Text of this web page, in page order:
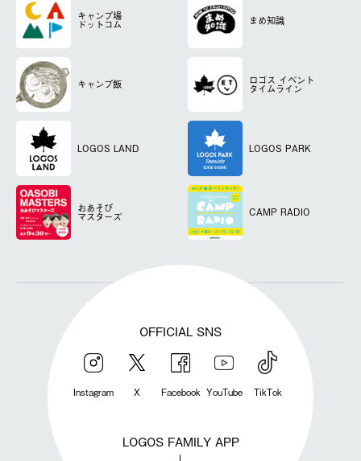
キャンプ場
ドットコム まめ知識
キャンプ飯 ロゴス イベント
タイムライン
LOGOS LAND LOGOS PARK
おあそび
マスターズ CAMP RADIO
OFFICIAL SNS
Instagram X Facebook YouTube TikTok
LOGOS FAMILY APP